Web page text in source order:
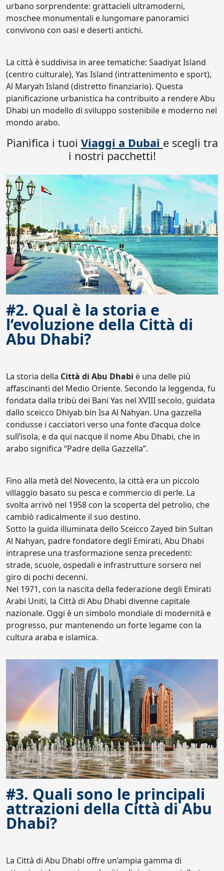
urbano sorprendente: grattacieli ultramoderni,
moschee monumentali e lungomare panoramici
convivono con oasi e deserti antichi.
La città è suddivisa in aree tematiche: Saadiyat Island
(centro culturale), Yas Island (intrattenimento e sport),
Al Maryah Island (distretto finanziario). Questa
pianificazione urbanistica ha contribuito a rendere Abu
Dhabi un modello di sviluppo sostenibile e moderno nel
mondo arabo.
Pianifica i tuoi Viaggi a Dubai e scegli tra
i nostri pacchetti!
#2. Qual è la storia e
l’evoluzione della Città di
Abu Dhabi?
La storia della Città di Abu Dhabi è una delle più
affascinanti del Medio Oriente. Secondo la leggenda, fu
fondata dalla tribù dei Bani Yas nel XVIII secolo, guidata
dallo sceicco Dhiyab bin Isa Al Nahyan. Una gazzella
condusse i cacciatori verso una fonte d’acqua dolce
sull’isola, e da qui nacque il nome Abu Dhabi, che in
arabo significa “Padre della Gazzella”.
Fino alla metà del Novecento, la città era un piccolo
villaggio basato su pesca e commercio di perle. La
svolta arrivò nel 1958 con la scoperta del petrolio, che
cambiò radicalmente il suo destino.
Sotto la guida illuminata dello Sceicco Zayed bin Sultan
Al Nahyan, padre fondatore degli Emirati, Abu Dhabi
intraprese una trasformazione senza precedenti:
strade, scuole, ospedali e infrastrutture sorsero nel
giro di pochi decenni.
Nel 1971, con la nascita della federazione degli Emirati
Arabi Uniti, la Città di Abu Dhabi divenne capitale
nazionale. Oggi è un simbolo mondiale di modernità e
progresso, pur mantenendo un forte legame con la
cultura araba e islamica.
#3. Quali sono le principali
attrazioni della Città di Abu
Dhabi?
La Città di Abu Dhabi offre un’ampia gamma di